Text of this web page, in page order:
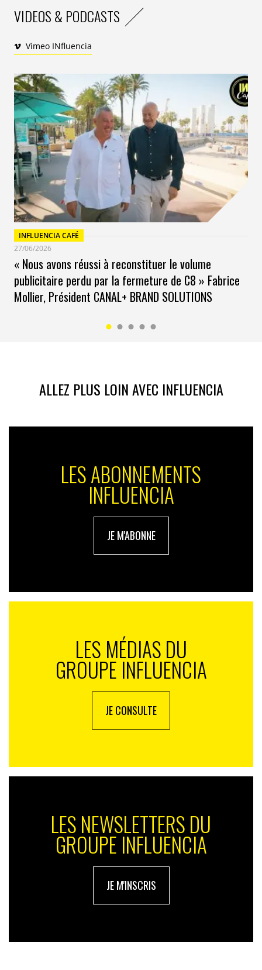
VIDEOS & PODCASTS
Vimeo INfluencia
INFLUENCIA CAFÉ
27/06/2026
« Nous avons réussi à reconstituer le volume
publicitaire perdu par la fermeture de C8 » Fabrice
Mollier, Président CANAL+ BRAND SOLUTIONS
ALLEZ PLUS LOIN AVEC INFLUENCIA
LES ABONNEMENTS
INFLUENCIA
JE M'ABONNE
LES MÉDIAS DU
GROUPE INFLUENCIA
JE CONSULTE
LES NEWSLETTERS DU
GROUPE INFLUENCIA
JE M'INSCRIS